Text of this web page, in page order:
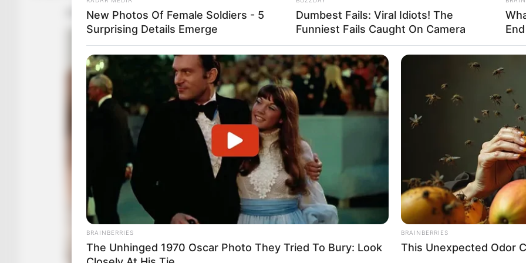
New Photos Of Female Soldiers - 5
Surprising Details Emerge
Dumbest Fails: Viral Idiots! The
Funniest Fails Caught On Camera
BRAINBERRIES
The Unhinged 1970 Oscar Photo They Tried To Bury: Look
BRAINBERRIES
This Unexpected Odor